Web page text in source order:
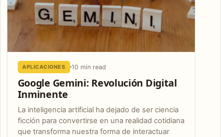
APLICACIONES 10 min read
Google Gemini: Revolución Digital
Inminente
La inteligencia artificial ha dejado de ser ciencia
ficción para convertirse en una realidad cotidiana
que transforma nuestra forma de interactuar